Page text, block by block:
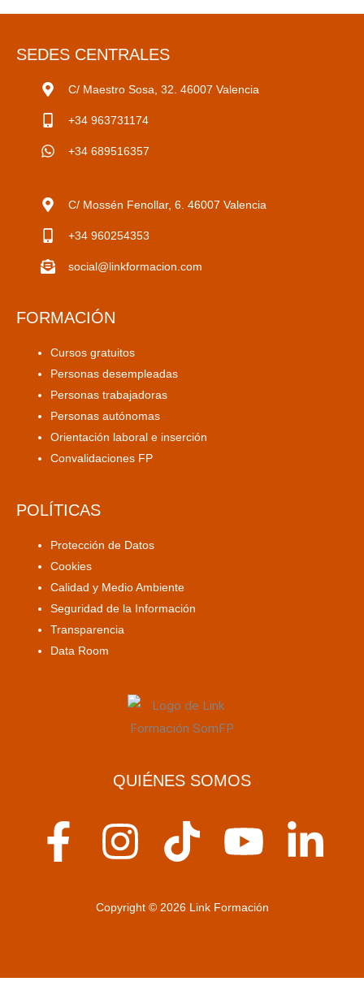
SEDES CENTRALES
C/ Maestro Sosa, 32. 46007 Valencia
+34 963731174
+34 689516357
C/ Mossén Fenollar, 6. 46007 Valencia
+34 960254353
social@linkformacion.com
FORMACIÓN
Cursos gratuitos
Personas desempleadas
Personas trabajadoras
Personas autónomas
Orientación laboral e inserción
Convalidaciones FP
POLÍTICAS
Protección de Datos
Cookies
Calidad y Medio Ambiente
Seguridad de la Información
Transparencia
Data Room
QUIÉNES SOMOS
F
I
s
T
k
Y
u
L
Copyright © 2026 Link Formación